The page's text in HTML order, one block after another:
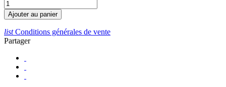
Ajouter au panier
listConditions générales de vente
Partager